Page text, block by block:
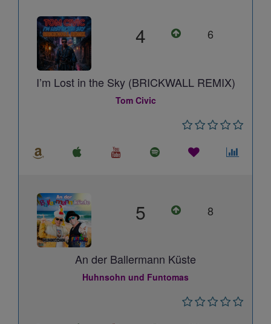
4 6
I’m Lost in the Sky (BRICKWALL REMIX)
Tom Civic
5 8
An der Ballermann Küste
Huhnsohn und Funtomas